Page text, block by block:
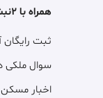
همراه با ۲نبش
ثبت
سوال ملکی
اخبار مسکن